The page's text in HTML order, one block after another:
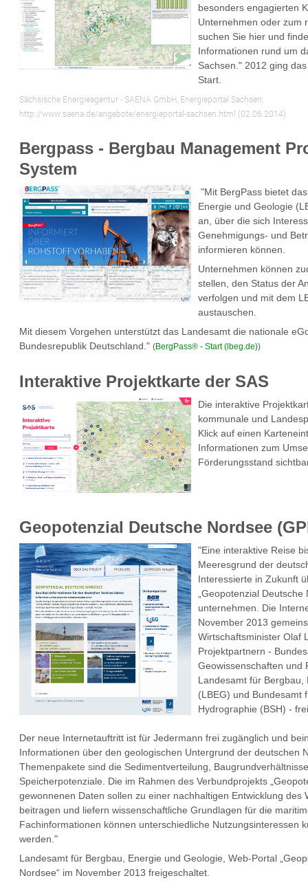
besonders engagierten
Unternehmen oder zum
suchen Sie hier und
Informationen rund um
Sachsen." 2012 ging
Start.
Sächsische Energieagentur - SAENA GmbH, Energieportal Sachsen:
http://www.saena.de/angebote/energieportal-sachsen.html (02.06.2014)
Bergpass - Bergbau Management
System
"Mit BergPass bietet
Energie und Geologie
an, über die sich
Genehmigungs- und
informieren können.
Unternehmen können
stellen, den Status der
verfolgen und mit dem
austauschen.
Mit diesem Vorgehen unterstützt das Landesamt die nationale
Bundesrepublik Deutschland." (BergPass® - Start (lbeg.de))
Interaktive Projektkarte der SAS
Die interaktive
kommunale und
Klick auf einen
Informationen zum
Förderungsstand
Geopotenzial Deutsche Nordsee
"Eine interaktive Reise
Meeresgrund der
Interessierte in Zukunft
„Geopotenzial Deutsche
unternehmen. Die
November 2013
Wirtschaftsminister Olaf
Projektpartnern -
Geowissenschaften und
Landesamt für Bergbau,
(LBEG) und Bundesamt
Hydrographie (BSH) -
Der neue Internetauftritt ist für Jedermann frei zugänglich und
Informationen über den geologischen Untergrund der deutschen
Themenpakete sind die Sedimentverteilung,
Speicherpotenziale. Die im Rahmen des Verbundprojekts
gewonnenen Daten sollen zu einer nachhaltigen Entwicklung des
beitragen und liefern wissenschaftliche Grundlagen für die
Fachinformationen können unterschiedliche Nutzungsinteressen
werden."
Landesamt für Bergbau, Energie und Geologie, Web-Portal
Nordsee“ im November 2013 freigeschaltet.